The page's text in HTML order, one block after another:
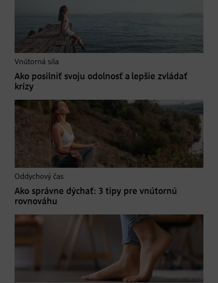
Vnútorná sila
Ako posilniť svoju odolnosť a lepšie zvládať
krízy
Oddychový čas
Ako správne dýchať: 3 tipy pre vnútornú
rovnováhu